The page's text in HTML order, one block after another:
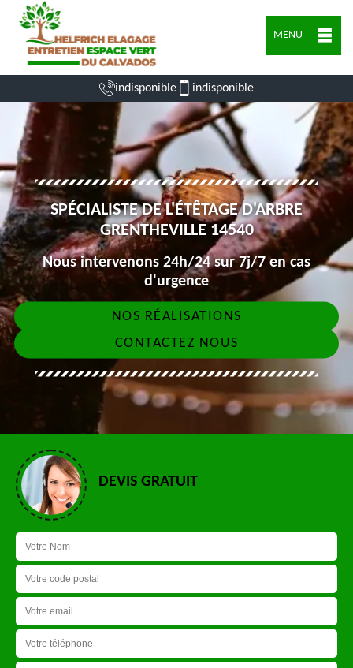
MENU
indisponible indisponible
SPÉCIALISTE DE L'ÉTÊTAGE D'ARBRE
GRENTHEVILLE 14540
Nous intervenons 24h/24 sur 7j/7 en cas
d'urgence
NOS RÉALISATIONS
CONTACTEZ NOUS
DEVIS GRATUIT